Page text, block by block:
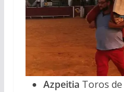
Azpeitia Toros de